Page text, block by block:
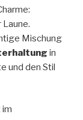
Mischung
in
und den Stil
im